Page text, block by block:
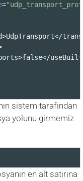
=
sistem tarafından
yolunu girmemiz
en alt satırına